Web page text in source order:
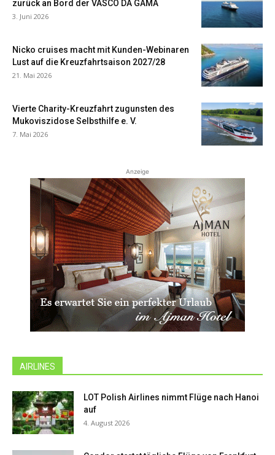
zurück an Bord der VASCO DA GAMA
3. Juni 2026
Nicko cruises macht mit Kunden-Webinaren
Lust auf die Kreuzfahrtsaison 2027/28
21. Mai 2026
Vierte Charity-Kreuzfahrt zugunsten des
Mukoviszidose Selbsthilfe e. V.
7. Mai 2026
Anzeige
AIRLINES
LOT Polish Airlines nimmt Flüge nach Hanoi
auf
4. August 2026